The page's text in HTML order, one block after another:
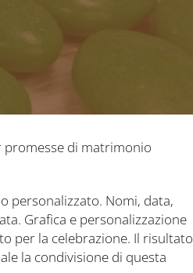
promesse di matrimonio
personalizzato. Nomi, data,
Grafica e personalizzazione
per la celebrazione. Il risultato
la condivisione di questa